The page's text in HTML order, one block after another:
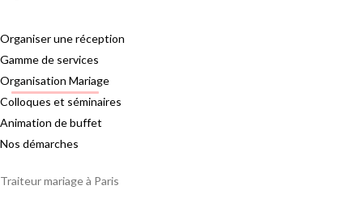
Organiser une réception
Gamme de services
Organisation Mariage
Colloques et séminaires
Animation de buffet
Nos démarches
Traiteur mariage à Paris